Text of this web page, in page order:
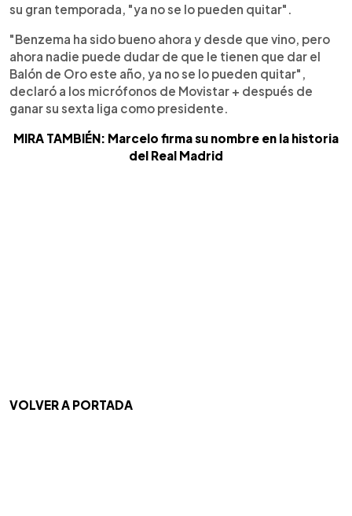
su gran temporada, "ya no se lo pueden quitar".
"Benzema ha sido bueno ahora y desde que vino, pero
ahora nadie puede dudar de que le tienen que dar el
Balón de Oro este año, ya no se lo pueden quitar",
declaró a los micrófonos de Movistar + después de
ganar su sexta liga como presidente.
MIRA TAMBIÉN: Marcelo firma su nombre en la historia
del Real Madrid
VOLVER A PORTADA